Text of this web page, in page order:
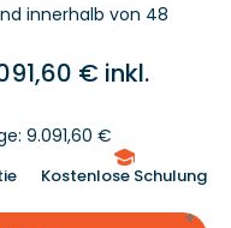
innerhalb von 48
€ inkl.
9.091,60 €
Kostenlose Schulung